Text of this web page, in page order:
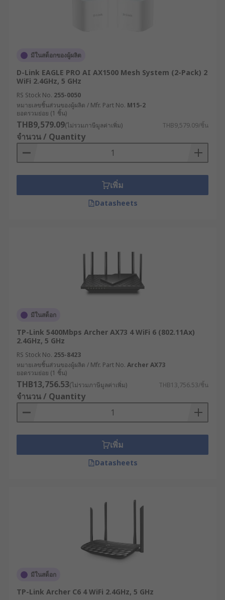
เราเตอร์ไร้สายสำหรับอุตสาหกรรมมีหลากหลาย
ประเภทที่ออกแบบมาเพื่อตอบสนองความต้องการ
เฉพาะทางที่แตกต่างกัน
เราเตอร์เซลลูลาร์ (Cellular Router) : เราเตอร์
ประเภทนี้ใช้เครือข่าย 4G/5G ในการเชื่อมต่อ
อินเทอร์เน็ต เหมาะสำหรับพื้นที่ห่างไกลหรือที่
ไม่มีโครงสร้างพื้นฐานด้านการสื่อสารแบบใช้
สาย หรือต้องการความยืดหยุ่นในการติดตั้ง
เราเตอร์แบบ Dual SIM : เราเตอร์ WiFi แบบที่มา
พร้อมช่องใส่ซิมการ์ด 2 ช่อง สามารถสลับการ
เชื่อมต่อระหว่างผู้ให้บริการได้โดยอัตโนมัติเมื่อ
เครือข่ายหลักมีปัญหา เพิ่มความเสถียรในการ
OpenVPN, PPTP ช่วยสร้างการเชื่อมต่อที่
เราเตอร์ SD-WAN : ใช้เทคโนโลยี Software-
Defined WAN ในการบริหารจัดการแบนด์วิดท์
ลักษณะของแอปพลิเคชันและสภาพเครือข่ายใน
เราเตอร์ Edge Computing : นอกจากทำหน้าที่
เป็นเราเตอร์ WiFi แล้ว ยังมีความสามารถในการ
ประมวลผลข้อมูล ณ จุดที่เกิดข้อมูล (Edge) ลด
การส่งข้อมูลไปยังศูนย์ข้อมูลกลาง เหมาะสำหรับ
ระบบ IoT ที่ต้องการการตอบสนองแบบเรียลไทม์
เราเตอร์ PoE (Power over Ethernet ): สามารถ
จ่ายไฟผ่านสายแลนให้แก่อุปกรณ์ปลายทาง เช่น
โทรศัพท์ VoIP ช่วยลดความซับซ้อนในการเดิน
สายไฟ
และมีระบบจัดการการเชื่อมต่อที่รองรับการ
คู่มือการเลือกเราเตอร์
อินเทอร์เน็ตให้เหมาะกับ
ความต้องการ
มีในสต็อกของผู้ผลิต
D-Link EAGLE PRO AI AX1500 Mesh System (2-Pack) 2
WiFi 2.4GHz, 5 GHz
RS Stock No. 255-0050
หมายเลขชิ้นส่วนของผู้ผลิต / Mfr. Part No. M15-2
ยอดรวมย่อย (1 ชิ้น)
THB9,579.09(ไม่รวมภาษีมูลค่าเพิ่ม) THB9,579.09/ชิ้น
จำนวน / Quantity
เพิ่ม
Datasheets
มีในสต็อก
TP-Link 5400Mbps Archer AX73 4 WiFi 6 (802.11Ax)
2.4GHz, 5 GHz
RS Stock No. 255-8423
หมายเลขชิ้นส่วนของผู้ผลิต / Mfr. Part No. Archer AX73
ยอดรวมย่อย (1 ชิ้น)
THB13,756.53(ไม่รวมภาษีมูลค่าเพิ่ม) THB13,756.53/ชิ้น
จำนวน / Quantity
เพิ่ม
Datasheets
มีในสต็อก
TP-Link Archer C6 4 WiFi 2.4GHz, 5 GHz